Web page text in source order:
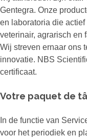
Gentegra. Onze
en laboratoria die
veterinair, agrarisch en
Wij streven ernaar ons
innovatie. NBS
certificaat.
Votre paquet de
In de functie van
voor het periodiek en